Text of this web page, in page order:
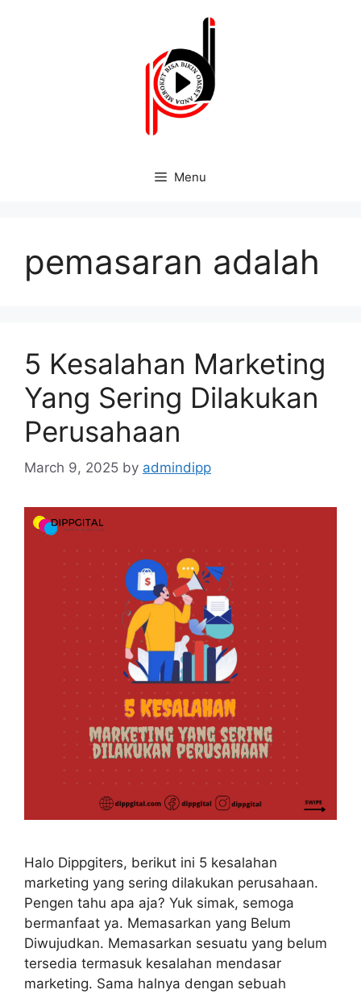
Menu
pemasaran adalah
5 Kesalahan Marketing
Yang Sering Dilakukan
Perusahaan
March 9, 2025 by admindipp
Halo Dippgiters, berikut ini 5 kesalahan
marketing yang sering dilakukan perusahaan.
Pengen tahu apa aja? Yuk simak, semoga
bermanfaat ya. Memasarkan yang Belum
Diwujudkan. Memasarkan sesuatu yang belum
tersedia termasuk kesalahan mendasar
marketing. Sama halnya dengan sebuah